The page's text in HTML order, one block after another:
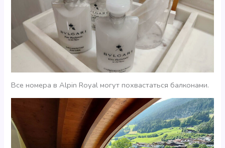
Все номера в Alpin Royal могут похвастаться балконами.